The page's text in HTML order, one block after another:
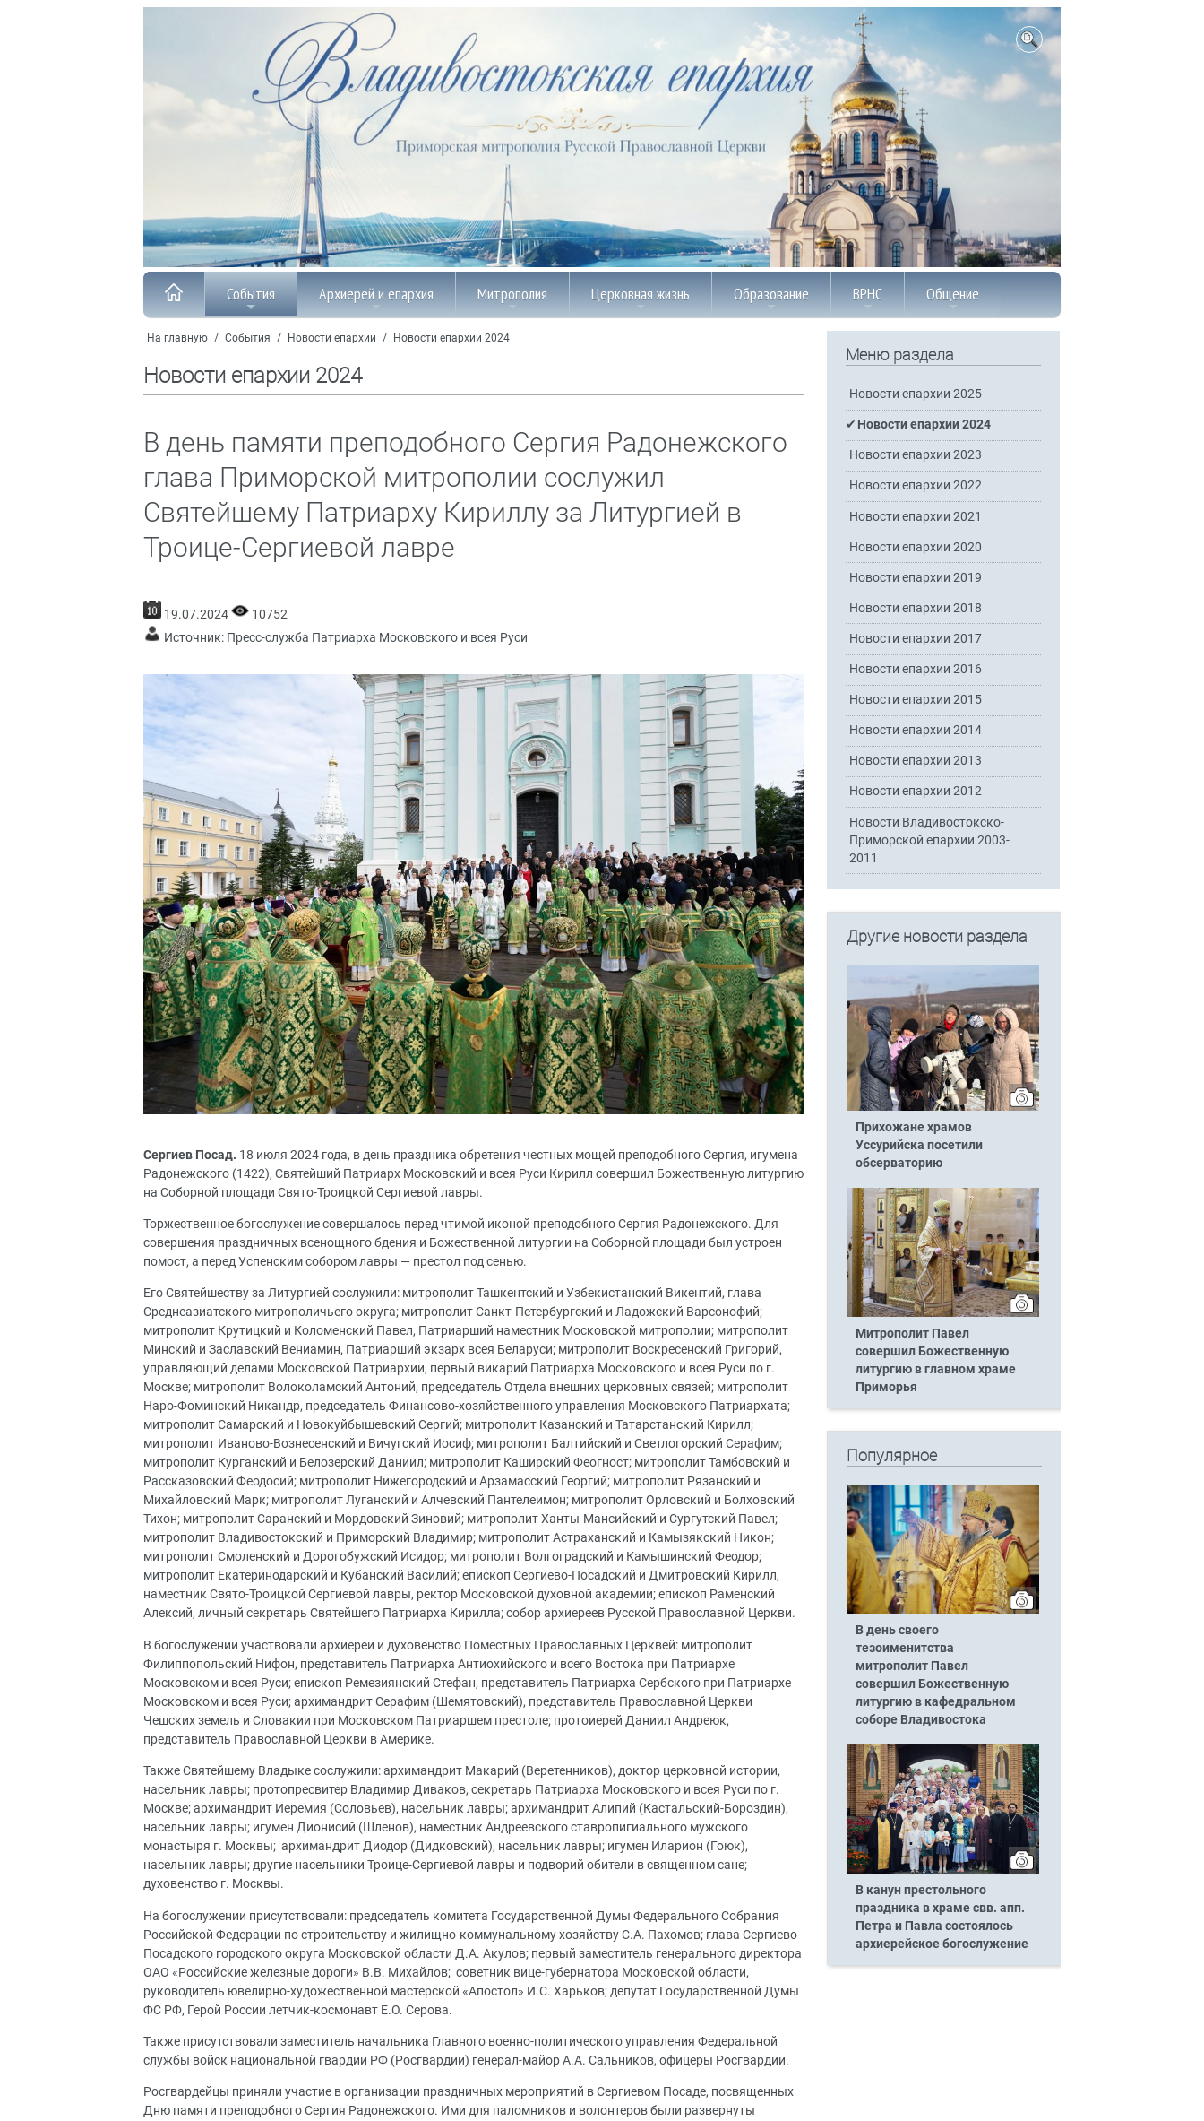
События Архиерей и епархия Митрополия Церковная жизнь Образование ВРНС Общение
На главную / События / Новости епархии / Новости епархии 2024
Новости епархии 2024
В день памяти преподобного Сергия Радонежского
глава Приморской митрополии сослужил
Святейшему Патриарху Кириллу за Литургией в
Троице-Сергиевой лавре
19.07.2024
10752
Источник: Пресс-служба Патриарха Московского и всея Руси
Сергиев Посад. 18 июля 2024 года, в день праздника обретения честных мощей преподобного Сергия, игумена
Радонежского (1422), Святейший Патриарх Московский и всея Руси Кирилл совершил Божественную литургию
на Соборной площади Свято-Троицкой Сергиевой лавры.
Торжественное богослужение совершалось перед чтимой иконой преподобного Сергия Радонежского. Для
совершения праздничных всенощного бдения и Божественной литургии на Соборной площади был устроен
помост, а перед Успенским собором лавры — престол под сенью.
Его Святейшеству за Литургией сослужили: митрополит Ташкентский и Узбекистанский Викентий, глава
Среднеазиатского митрополичьего округа; митрополит Санкт-Петербургский и Ладожский Варсонофий;
митрополит Крутицкий и Коломенский Павел, Патриарший наместник Московской митрополии; митрополит
Минский и Заславский Вениамин, Патриарший экзарх всея Беларуси; митрополит Воскресенский Григорий,
управляющий делами Московской Патриархии, первый викарий Патриарха Московского и всея Руси по г.
Москве; митрополит Волоколамский Антоний, председатель Отдела внешних церковных связей; митрополит
Наро-Фоминский Никандр, председатель Финансово-хозяйственного управления Московского Патриархата;
митрополит Самарский и Новокуйбышевский Сергий; митрополит Казанский и Татарстанский Кирилл;
митрополит Иваново-Вознесенский и Вичугский Иосиф; митрополит Балтийский и Светлогорский Серафим;
митрополит Курганский и Белозерский Даниил; митрополит Каширский Феогност; митрополит Тамбовский и
Рассказовский Феодосий; митрополит Нижегородский и Арзамасский Георгий; митрополит Рязанский и
Михайловский Марк; митрополит Луганский и Алчевский Пантелеимон; митрополит Орловский и Болховский
Тихон; митрополит Саранский и Мордовский Зиновий; митрополит Ханты-Мансийский и Сургутский Павел;
митрополит Владивостокский и Приморский Владимир; митрополит Астраханский и Камызякский Никон;
митрополит Смоленский и Дорогобужский Исидор; митрополит Волгоградский и Камышинский Феодор;
митрополит Екатеринодарский и Кубанский Василий; eпископ Сергиево-Посадский и Дмитровский Кирилл,
наместник Свято-Троицкой Сергиевой лавры, ректор Московской духовной академии; епископ Раменский
Алексий, личный секретарь Святейшего Патриарха Кирилла; собор архиереев Русской Православной Церкви.
В богослужении участвовали архиереи и духовенство Поместных Православных Церквей: митрополит
Филиппопольский Нифон, представитель Патриарха Антиохийского и всего Востока при Патриархе
Московском и всея Руси; епископ Ремезиянский Стефан, представитель Патриарха Сербского при Патриархе
Московском и всея Руси; архимандрит Серафим (Шемятовский), представитель Православной Церкви
Чешских земель и Словакии при Московском Патриаршем престоле; протоиерей Даниил Андреюк,
представитель Православной Церкви в Америке.
Также Святейшему Владыке сослужили: архимандрит Макарий (Веретенников), доктор церковной истории,
насельник лавры; протопресвитер Владимир Диваков, секретарь Патриарха Московского и всея Руси по г.
Москве; архимандрит Иеремия (Соловьев), насельник лавры; архимандрит Алипий (Кастальский-Бороздин),
насельник лавры; игумен Дионисий (Шленов), наместник Андреевского ставропигиального мужского
монастыря г. Москвы; архимандрит Диодор (Дидковский), насельник лавры; игумен Иларион (Гоюк),
насельник лавры; другие насельники Троице-Сергиевой лавры и подворий обители в священном сане;
духовенство г. Москвы.
На богослужении присутствовали: председатель комитета Государственной Думы Федерального Собрания
Российской Федерации по строительству и жилищно-коммунальному хозяйству С.А. Пахомов; глава Сергиево-
Посадского городского округа Московской области Д.А. Акулов; первый заместитель генерального директора
ОАО «Российские железные дороги» В.В. Михайлов; советник вице-губернатора Московской области,
руководитель ювелирно-художественной мастерской «Апостол» И.С. Харьков; депутат Государственной Думы
ФС РФ, Герой России летчик-космонавт Е.О. Серова.
Также присутствовали заместитель начальника Главного военно-политического управления Федеральной
службы войск национальной гвардии РФ (Росгвардии) генерал-майор А.А. Сальников, офицеры Росгвардии.
Росгвардейцы приняли участие в организации праздничных мероприятий в Сергиевом Посаде, посвященных
Дню памяти преподобного Сергия Радонежского. Ими для паломников и волонтеров были развернуты
Меню раздела
Новости епархии 2025
Новости епархии 2024
Новости епархии 2023
Новости епархии 2022
Новости епархии 2021
Новости епархии 2020
Новости епархии 2019
Новости епархии 2018
Новости епархии 2017
Новости епархии 2016
Новости епархии 2015
Новости епархии 2014
Новости епархии 2013
Новости епархии 2012
Новости Владивостокско-
Приморской епархии 2003-
2011
Другие новости раздела
Прихожане храмов
Уссурийска посетили
обсерваторию
Митрополит Павел
совершил Божественную
литургию в главном храме
Приморья
Популярное
В день своего
тезоименитства
митрополит Павел
совершил Божественную
литургию в кафедральном
соборе Владивостока
В канун престольного
праздника в храме свв. апп.
Петра и Павла состоялось
архиерейское богослужение